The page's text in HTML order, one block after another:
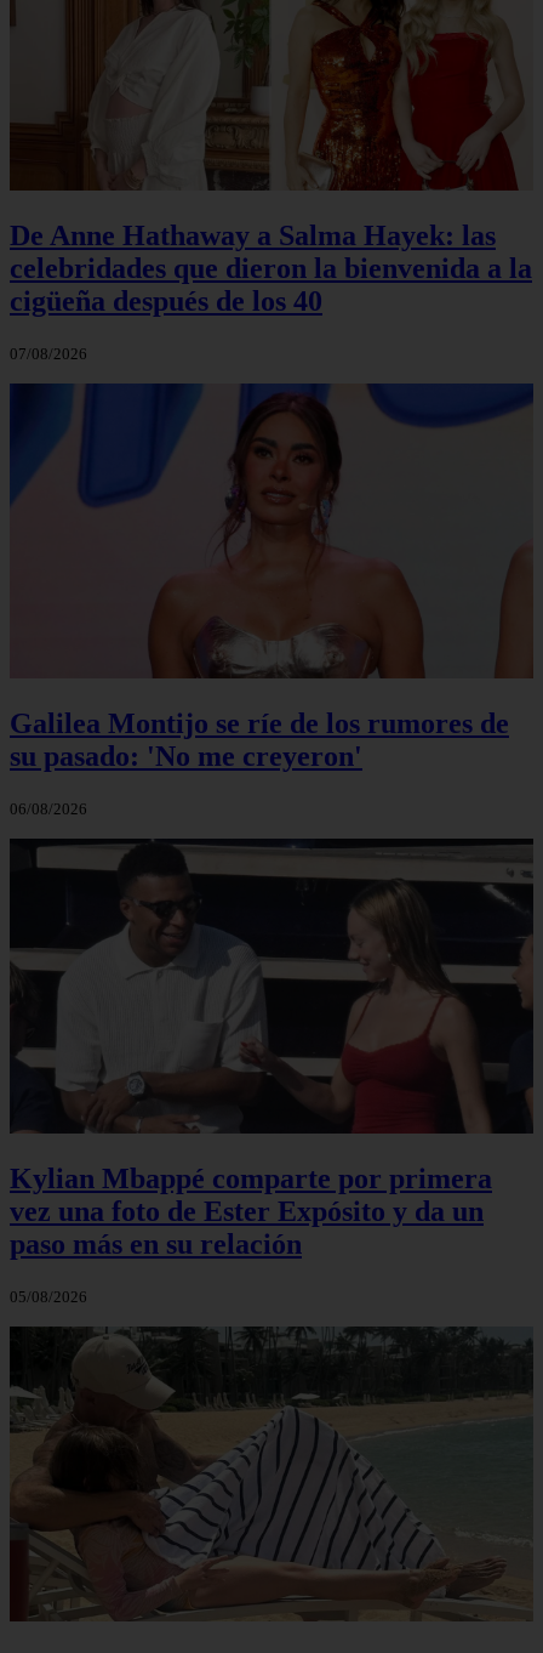
De Anne Hathaway a Salma Hayek: las
celebridades que dieron la bienvenida a la
cigüeña después de los 40
07/08/2026
Galilea Montijo se ríe de los rumores de
su pasado: 'No me creyeron'
06/08/2026
Kylian Mbappé comparte por primera
vez una foto de Ester Expósito y da un
paso más en su relación
05/08/2026